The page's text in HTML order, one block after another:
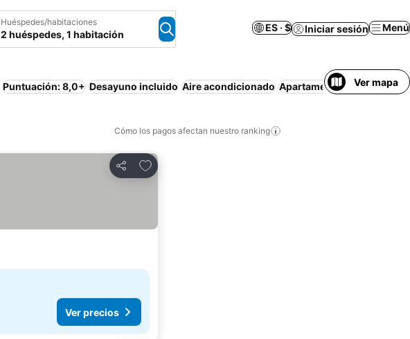
Huéspedes/habitaciones
2 huéspedes, 1 habitación
ES · $ Iniciar sesión Menú
Puntuación: 8,0+ Desayuno incluido Aire acondicionado Apartamento amueblado
Ver mapa
Cómo los pagos afectan nuestro ranking
Compartir
Agregar a favoritos
Ver precios